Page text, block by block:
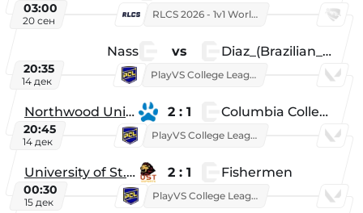
03:00
20 сен
RLCS 2026 - 1v1 World Championship
Nass vs Diaz_(Brazilian_Player)
20:35
14 дек
PlayVS College League 2025: Fall
Northwood University 2 : 1 Columbia College
20:45
14 дек
PlayVS College League 2025: Fall
University of St. Thomas 2 : 1 Fishermen
00:30
15 дек
PlayVS College League 2025: Fall